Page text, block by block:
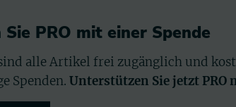
PRO mit einer Spende
sind alle Artikel frei zugänglich und
Spenden. Unterstützen Sie jetzt PRO